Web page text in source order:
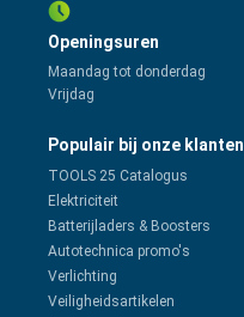
Openingsuren
Maandag tot donderdag
Vrijdag
Populair bij onze klanten
TOOLS 25 Catalogus
Elektriciteit
Batterijladers & Boosters
Autotechnica promo's
Verlichting
Veiligheidsartikelen